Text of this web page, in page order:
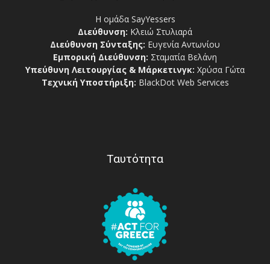
Η ομάδα SayYessers
Διεύθυνση: Κλειώ Στυλιαρά
Διεύθυνση Σύνταξης: Ευγενία Αντωνίου
Εμπορική Διεύθυνση: Σταματία Βελάνη
Υπεύθυνη Λειτουργίας & Μάρκετινγκ: Χρύσα Γώτα
Τεχνική Υποστήριξη: BlackDot Web Services
Ταυτότητα